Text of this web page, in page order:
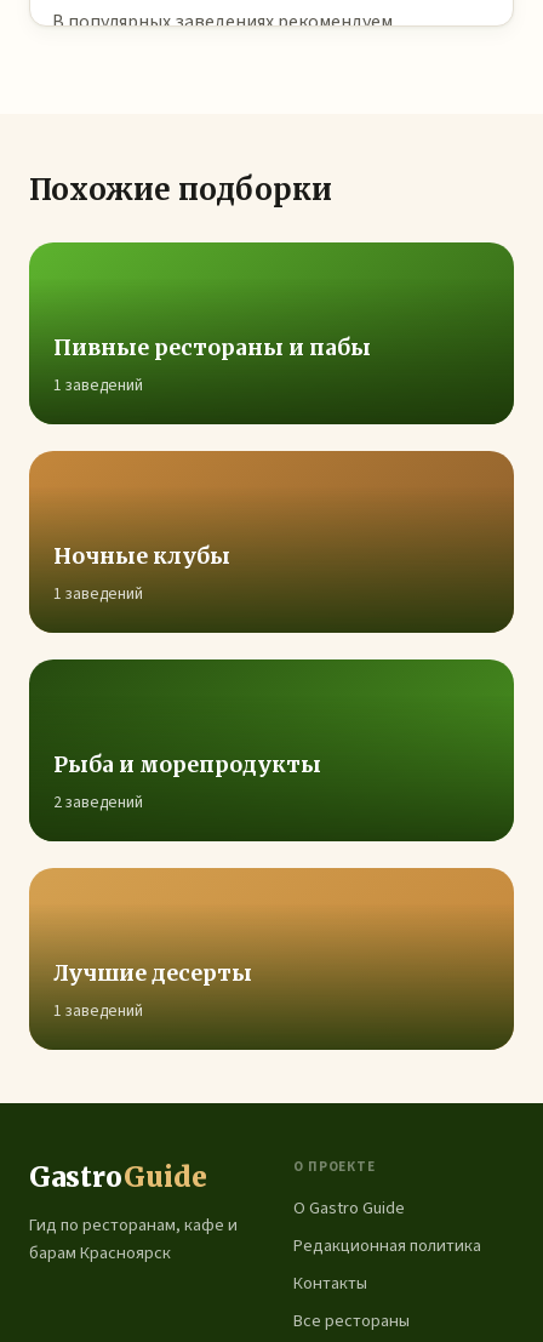
В популярных заведениях рекомендуем
Похожие подборки
Пивные рестораны и пабы
1 заведений
Ночные клубы
1 заведений
Рыба и морепродукты
2 заведений
Лучшие десерты
1 заведений
GastroGuide
Гид по ресторанам, кафе и
барам Красноярск
О ПРОЕКТЕ
О Gastro Guide
Редакционная политика
Контакты
Все рестораны